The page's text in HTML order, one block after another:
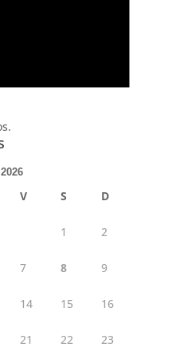
V S D
1 2
7 8 9
14 15 16
21 22 23